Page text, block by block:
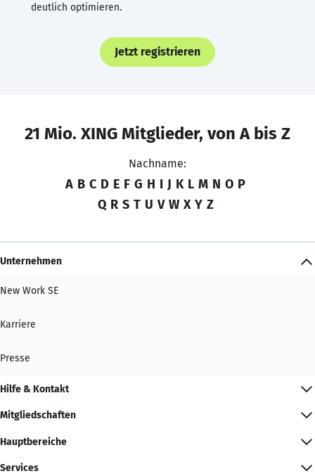
deutlich optimieren.
Jetzt registrieren
21 Mio. XING Mitglieder, von A bis Z
Nachname:
A B C D E F G H I J K L M N O P
Q R S T U V W X Y Z
Unternehmen
New Work SE
Karriere
Presse
Hilfe & Kontakt
Mitgliedschaften
Hauptbereiche
Services